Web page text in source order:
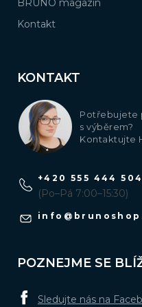
BRUNO magazín
Kontakt
KONTAKT
Potřebujete
s výběrem?
Kontaktujte
info @
+420 555 444 504
(Po–Pá 7:00–15:30)
POZNEJME SE
Sledujte nás na